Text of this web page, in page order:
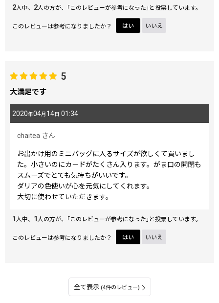
2人中、 2人の方が、｢このレビューが参考になった｣と投票しています。
このレビューは参考になりましたか？ はい いいえ
5
大満足です
2020年04月 14日 01:34
chaitea さん
お出かけ用のミニバッグに入るサイズが欲しくて買いまし
た。小さいのにカードがたくさん入ります。がま口の開閉も
スムーズでとても気持ちがいいです。
ダリアの色使いが心を元気にしてくれます。
大切に使わせていただきます。
1人中、 1人の方が、｢このレビューが参考になった｣と投票しています。
このレビューは参考になりましたか？ はい いいえ
全て表示 (4件のレビュー)